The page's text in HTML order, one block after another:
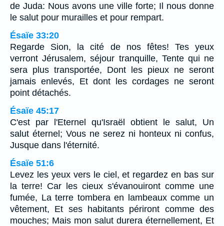
de Juda: Nous avons une ville forte; Il nous donne
le salut pour murailles et pour rempart.
Ésaïe 33:20
Regarde Sion, la cité de nos fêtes! Tes yeux
verront Jérusalem, séjour tranquille, Tente qui ne
sera plus transportée, Dont les pieux ne seront
jamais enlevés, Et dont les cordages ne seront
point détachés.
Ésaïe 45:17
C'est par l'Eternel qu'Israël obtient le salut, Un
salut éternel; Vous ne serez ni honteux ni confus,
Jusque dans l'éternité.
Ésaïe 51:6
Levez les yeux vers le ciel, et regardez en bas sur
la terre! Car les cieux s'évanouiront comme une
fumée, La terre tombera en lambeaux comme un
vêtement, Et ses habitants périront comme des
mouches; Mais mon salut durera éternellement, Et